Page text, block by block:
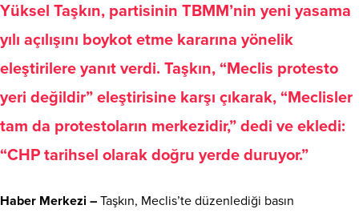
Yüksel Taşkın, partisinin TBMM’nin yeni yasama
yılı açılışını boykot etme kararına yönelik
eleştirilere yanıt verdi. Taşkın, “Meclis protesto
yeri değildir” eleştirisine karşı çıkarak, “Meclisler
tam da protestoların merkezidir,” dedi ve ekledi:
“CHP tarihsel olarak doğru yerde duruyor.”
Haber Merkezi – Taşkın, Meclis’te düzenlediği basın